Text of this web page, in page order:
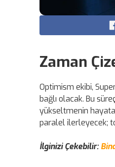
Zaman
Optimism ekibi,
bağlı olacak. Bu
yükseltmenin
paralel ilerleyecek;
İlginizi Çekebilir: